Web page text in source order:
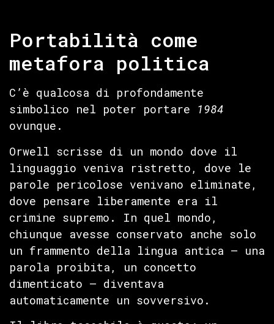
Portabilità come
metafora politica
C’è qualcosa di profondamente
simbolico nel poter portare 1984
ovunque.
Orwell scrisse di un mondo dove il
linguaggio veniva ristretto, dove le
parole pericolose venivano eliminate,
dove pensare liberamente era il
crimine supremo. In quel mondo,
chiunque avesse conservato anche solo
un frammento della lingua antica — una
parola proibita, un concetto
dimenticato — diventava
automaticamente un sovversivo.